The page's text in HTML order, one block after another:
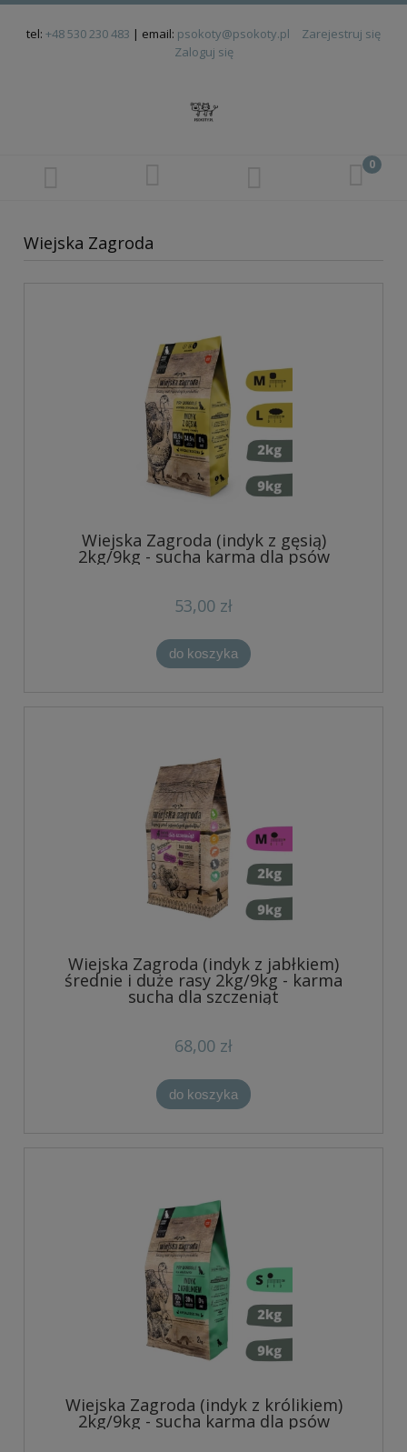
tel: +48 530 230 483 | email: psokoty@psokoty.pl
Zarejestruj się
Zaloguj się
Wiejska Zagroda
Wiejska Zagroda (indyk z gęsią)
2kg/9kg - sucha karma dla psów
53,00 zł
do koszyka
Wiejska Zagroda (indyk z jabłkiem)
średnie i duże rasy 2kg/9kg - karma
sucha dla szczeniąt
68,00 zł
do koszyka
Wiejska Zagroda (indyk z królikiem)
2kg/9kg - sucha karma dla psów